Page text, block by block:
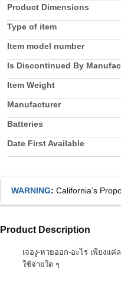
Product Dimensions
Type of item
Item model number
Is Discontinued By
Item Weight
Manufacturer
Batteries
Date First Available
WARNING: California’s
Product Description
เจองู-หวยออก-อะไร เพียงแ
ใช้จ่ายใด ๆ